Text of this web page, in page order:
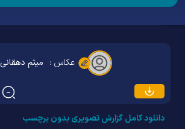
عکاس : میثم دهقانی
دانلود کامل گزارش تصویری بدون برچسب